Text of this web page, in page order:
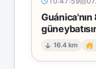
16.4 km